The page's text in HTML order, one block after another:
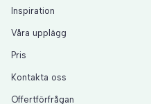
Inspiration
Våra upplägg
Pris
Kontakta oss
Offertförfrågan